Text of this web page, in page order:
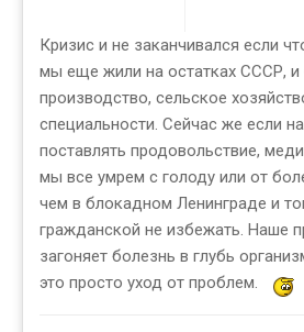
Кризис и не заканчивался если
мы еще жили на остатках СССР, и
производство, сельское
специальности. Сейчас же если
поставлять продовольствие,
мы все умрем с голоду или от
чем в блокадном Ленинграде и
гражданской не избежать. Наше
загоняет болезнь в глубь
это просто уход от проблем.